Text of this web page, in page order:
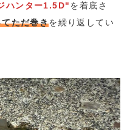
ハンター1.5D"を着底さ
ただ巻きを繰り返してい